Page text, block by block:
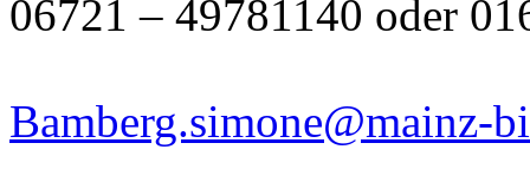
06721 – 49781140 oder
Bamberg.simone@mainz-